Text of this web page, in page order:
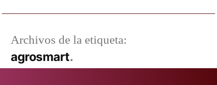
Archivos de la etiqueta:
agrosmart